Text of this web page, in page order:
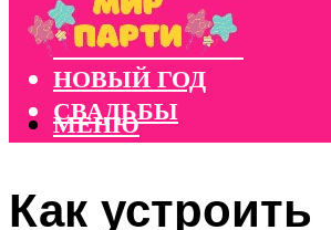
КОНКУРСЫ
КОРПОРАТИВЫ
НОВЫЙ ГОД
СВАДЬБЫ
МЕНЮ
Как устроить